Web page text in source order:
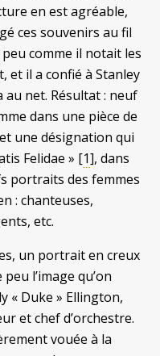
en est agréable,
ces souvenirs au fil
comme il notait les
et il a confié à Stanley
au net. Résultat : neuf
dans une pièce de
une désignation qui
Felidae » [1], dans
portraits des femmes
: chanteuses,
etc.
un portrait en creux
l’image qu’on
« Duke » Ellington,
et chef d’orchestre.
vouée à la